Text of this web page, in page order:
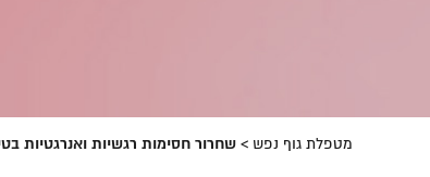
מטפלת גוף נפש > שחרור חסימות רגשיות ואנרגטיות